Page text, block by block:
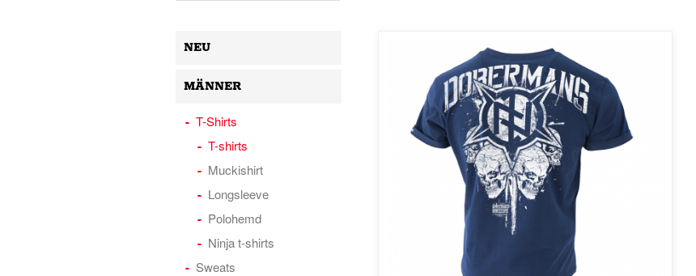
NEU
MÄNNER
T-Shirts
T-shirts
Muckishirt
Longsleeve
Polohemd
Ninja t-shirts
Sweats